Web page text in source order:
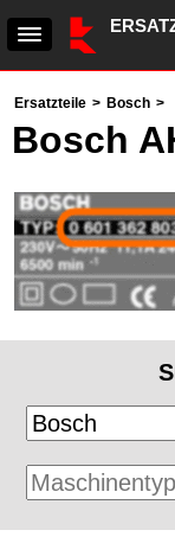
Ersatzteile > Bosch >
Bosch